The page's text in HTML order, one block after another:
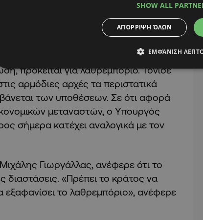
κατήγγειλαν ότι
στις ελεύθερες περιοχές, όχι
και από άλλα σημεία χωρίς να
Με τον Υπουργό Εξωτερικών να
πρόκειται για λαθρεμπόριο. Τόνισε
αρμόδιες αρχές τα περιστατικά
των υποθέσεων. Σε ότι αφορά
μεταναστών, ο Υπουργός
σήμερα κατέχει αναλογικά με τον
Γιωργάλλας, ανέφερε ότι το
διαστάσεις. «Πρέπει το κράτος να
εξαφανίσει το λαθρεμπόριο», ανέφερε
SHOW ALL
ΑΠΌΡΡΙΨΗ ΌΛΩΝ
ΕΜΦΆΝΙΣΗ